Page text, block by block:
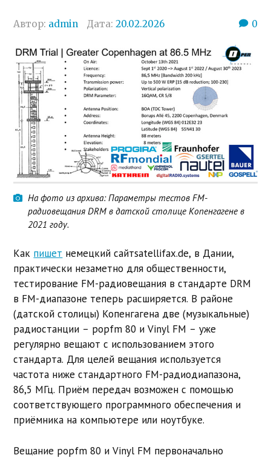
Автор: admin Дата:20.02.2026 0
На фото из архива: Параметры тестов FM-
радиовещания DRM в датской столице Копенгагене в
2021 году.
Как пишет немецкий сайтsatellifax.de, в Дании,
практически незаметно для общественности,
тестирование FM-радиовещания в стандарте DRM
в FM-диапазоне теперь расширяется. В районе
(датской столицы) Копенгагена две (музыкальные)
радиостанции – popfm 80 и Vinyl FM – уже
регулярно вещают с использованием этого
стандарта. Для целей вещания используется
частота ниже стандартного FM-радиодиапазона,
86,5 МГц. Приём передач возможен с помощью
соответствующего программного обеспечения и
приёмника на компьютере или ноутбуке.
Вещание popfm 80 и Vinyl FM первоначально